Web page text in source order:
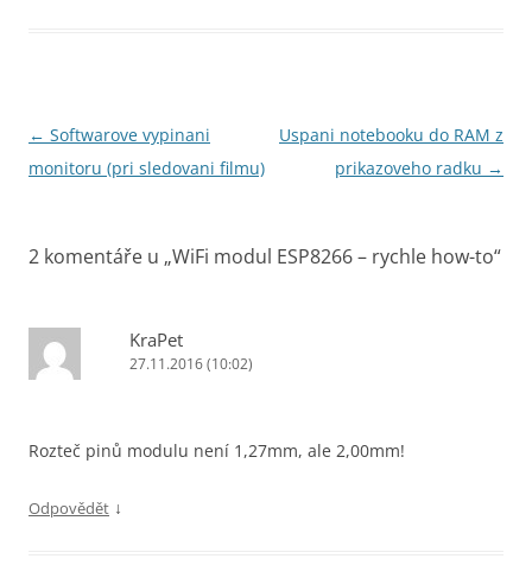
Navigace
pro
← Softwarove vypinani
monitoru (pri sledovani filmu)
Uspani notebooku do RAM z
prikazoveho radku →
2 komentáře u „WiFi modul ESP8266 – rychle how-to“
KraPet
27.11.2016 (10:02)
Rozteč pinů modulu není 1,27mm, ale 2,00mm!
Odpovědět ↓